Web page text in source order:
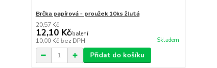
Brčka papírová - proužek 10ks žlutá
20,57 Kč
12,10 Kč/balení
10,00 Kč bez DPH Skladem
Přidat do košíku